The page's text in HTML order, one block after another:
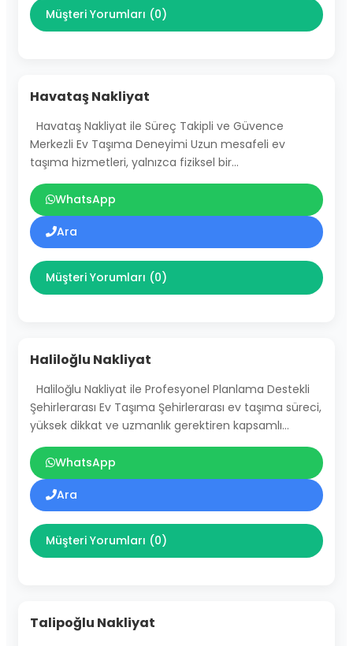
Müşteri Yorumları (0)
Havataş Nakliyat
Havataş Nakliyat ile Süreç Takipli ve Güvence
Merkezli Ev Taşıma Deneyimi Uzun mesafeli ev
taşıma hizmetleri, yalnızca fiziksel bir…
WhatsApp
Ara
Müşteri Yorumları (0)
Haliloğlu Nakliyat
Haliloğlu Nakliyat ile Profesyonel Planlama Destekli
Şehirlerarası Ev Taşıma Şehirlerarası ev taşıma süreci,
yüksek dikkat ve uzmanlık gerektiren kapsamlı…
WhatsApp
Ara
Müşteri Yorumları (0)
Talipoğlu Nakliyat